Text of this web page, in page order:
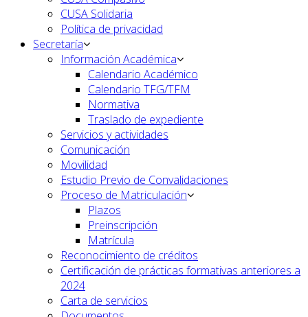
CUSA Solidaria
Política de privacidad
Secretaría
Información Académica
Calendario Académico
Calendario TFG/TFM
Normativa
Traslado de expediente
Servicios y actividades
Comunicación
Movilidad
Estudio Previo de Convalidaciones
Proceso de Matriculación
Plazos
Preinscripción
Matrícula
Reconocimiento de créditos
Certificación de prácticas formativas anteriores a
2024
Carta de servicios